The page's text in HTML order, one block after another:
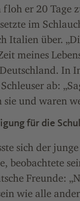
floh er 20 Tage
im
Italien über.
meines
In
ab:
sie und waren
für die
sich der
beobachtete
Freunde:
wie alle